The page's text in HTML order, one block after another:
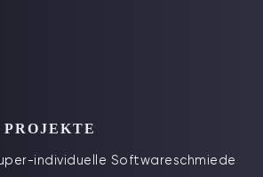
individuelle Softwareschmiede